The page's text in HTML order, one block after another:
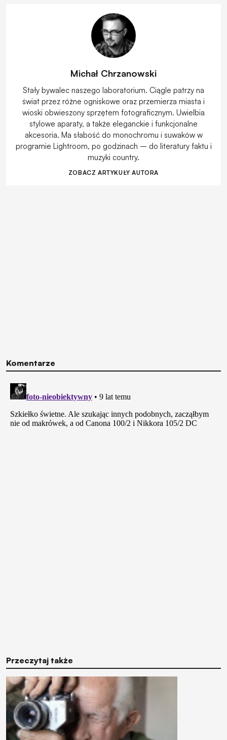
Michał Chrzanowski
Stały bywalec naszego laboratorium. Ciągle patrzy na
świat przez różne ogniskowe oraz przemierza miasta i
wioski obwieszony sprzętem fotograficznym. Uwielbia
stylowe aparaty, a także eleganckie i funkcjonalne
akcesoria. Ma słabość do monochromu i suwaków w
programie Lightroom, po godzinach – do literatury faktu i
muzyki country.
ZOBACZ ARTYKUŁY AUTORA
Komentarze
Przeczytaj także